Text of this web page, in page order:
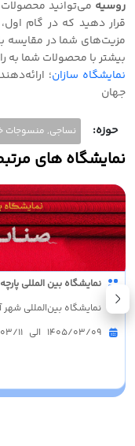
روسیه می‌توانید
قرار دهید که در گام
مزیت‌های شما در مقایسه
بیشتر با محصولات شما به
نمایشگاه سازان؛
جهان
حوزه: نساجی, منسوجات
نمایشگاه های
نمایشگاه بین المللی
نمایشگاه بین‌المللی شهر
1405/03/09 الی 1405/03/11